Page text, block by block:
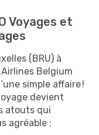
Voyages et
(BRU) à
Airlines Belgium
simple affaire !
devient
atouts qui
agréable :